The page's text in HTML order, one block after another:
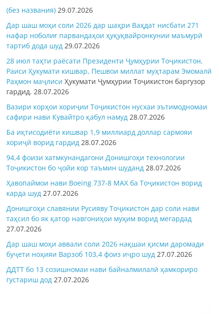
(без названия) 29.07.2026
Дар шаш моҳи соли 2026 дар шаҳри Ваҳдат нисбати 271
нафар ноболиғ парвандаҳои ҳуқуқвайронкунии маъмурӣ
тартиб дода шуд 29.07.2026
28 июл таҳти раёсати Президенти Ҷумҳурии Тоҷикистон,
Раиси Ҳукумати кишвар, Пешвои миллат муҳтарам Эмомалӣ
Раҳмон маҷлисиҲукумати Ҷумҳурии Тоҷикистон баргузор
гардид. 28.07.2026
Вазири корҳои хориҷии Тоҷикистон нусхаи эътимодномаи
сафири нави Кувайтро қабул намуд 28.07.2026
Ба иқтисодиёти кишвар 1,9 миллиард доллар сармояи
хориҷӣ ворид гардид 28.07.2026
94,4 фоизи хатмкунандагони Донишгоҳи технологии
Тоҷикистон бо ҷойи кор таъмин шуданд 28.07.2026
Ҳавопаймои нави Boeing 737-8 MAX ба Тоҷикистон ворид
карда шуд 27.07.2026
Донишгоҳи славянии Русияву Тоҷикистон дар соли нави
таҳсил бо як қатор навгониҳои муҳим ворид мегардад
27.07.2026
Дар шаш моҳи аввали соли 2026 нақшаи қисми даромади
буҷети ноҳияи Варзоб 103,4 фоиз иҷро шуд 27.07.2026
ДДТТ бо 13 созишномаи нави байналмилалӣ ҳамкориро
густариш дод 27.07.2026